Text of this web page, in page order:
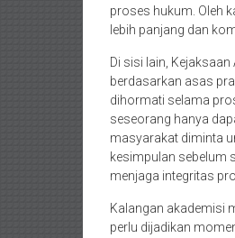
proses hukum. Oleh
lebih panjang dan
Di sisi lain,
berdasarkan asas
dihormati selama
seseorang hanya
masyarakat diminta
kesimpulan sebelum
menjaga integritas
Kalangan akademisi
perlu dijadikan